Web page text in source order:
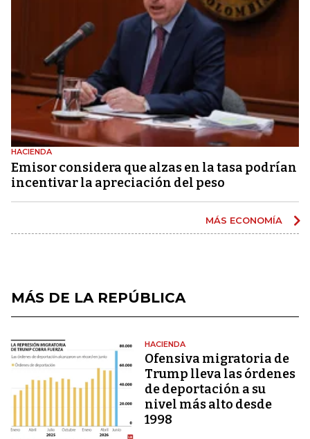
HACIENDA
Emisor considera que alzas en la tasa podrían
incentivar la apreciación del peso
MÁS ECONOMÍA
MÁS DE LA REPÚBLICA
HACIENDA
Ofensiva migratoria de
Trump lleva las órdenes
de deportación a su
nivel más alto desde
1998